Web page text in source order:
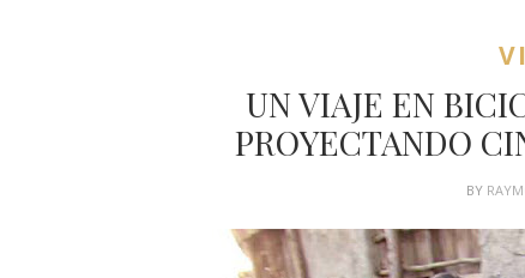
UN VIAJE EN
PROYECTANDO
BY